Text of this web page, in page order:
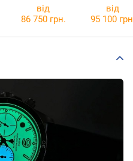
AA11.BDC80
від
86 750 грн.
від
95 100